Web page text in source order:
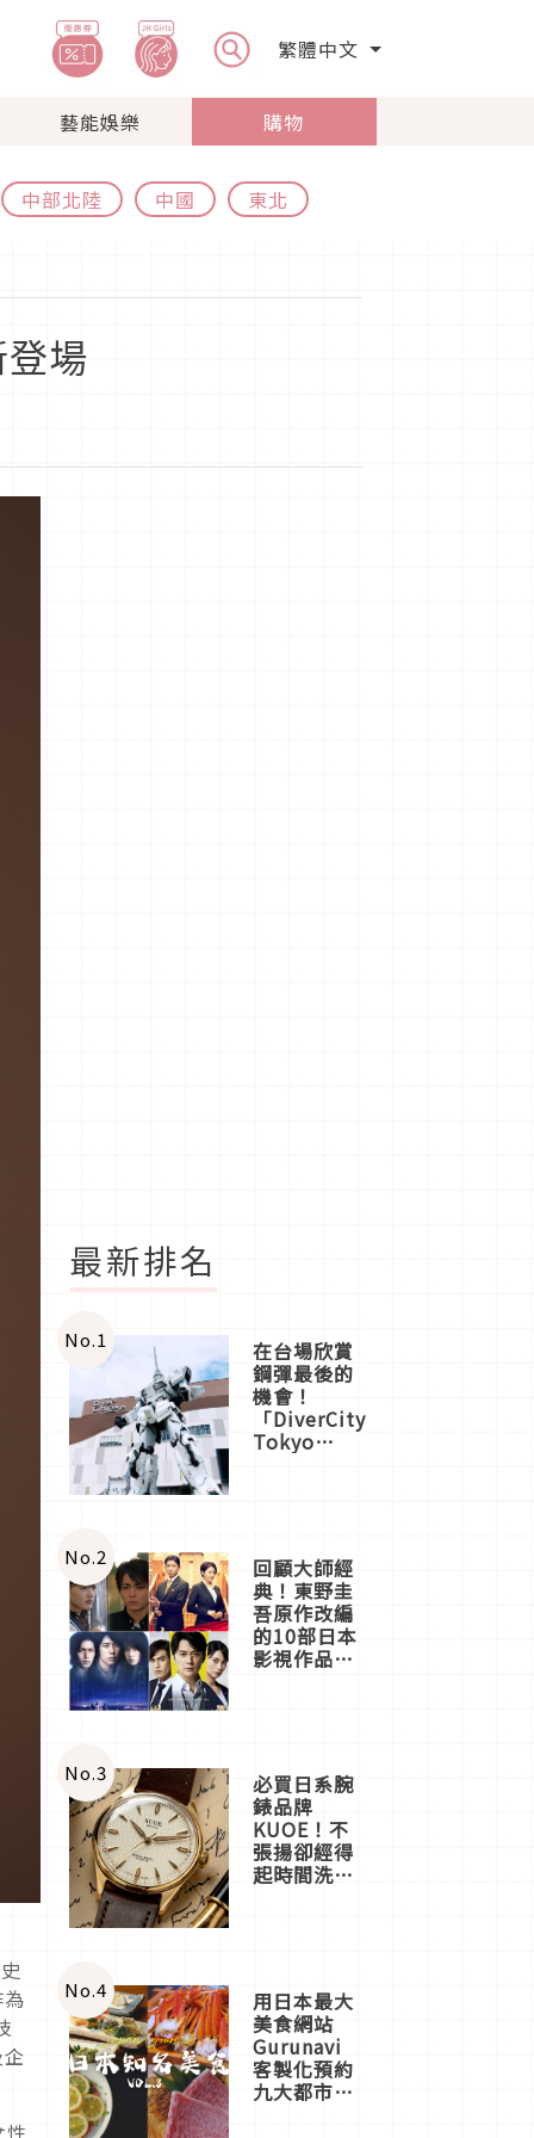
繁體中文
藝能娛樂 購物
中部北陸 中國 東北
場
最新排名
No.1 在台場欣賞
鋼彈最後的
機會！
「DiverCity
Tokyo
體驗
No.2 回顧大師經
典！東野圭
吾原作改編
的10部日本
影視作品推
No.3 必買日系腕
錶品牌
KUOE！不
張揚卻經得
起時間洗鍊
No.4 用日本最大
美食網站
Gurunavi
客製化預約
九大都市餐